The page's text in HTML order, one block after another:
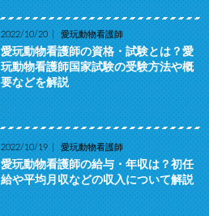
2022/10/20 愛玩動物看護師
愛玩動物看護師の資格・試験とは？愛
玩動物看護師国家試験の受験方法や概
要などを解説
2022/10/19 愛玩動物看護師
愛玩動物看護師の給与・年収は？初任
給や平均月収などの収入について解説